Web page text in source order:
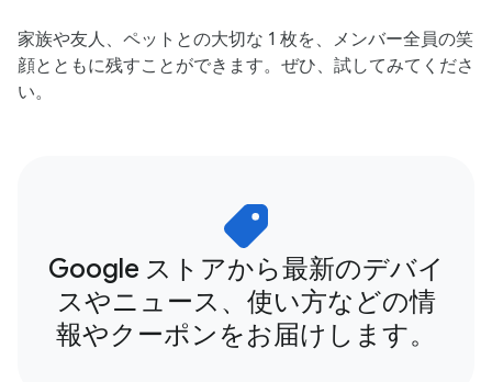
家族や​友人、ペットとの​大切な​ 1 枚を、​メンバー全員の笑​
顔とともに​残すことができます。​ぜひ、​試してみてくださ
い。
Google ストアから最新のデバイ
スやニュース、使い方などの情
報やクーポンをお届けします。